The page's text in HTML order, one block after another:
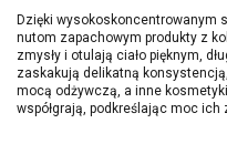
Dzięki wysokoskoncentrowanym
nutom zapachowym produkty z
zmysły i otulają ciało pięknym,
zaskakują delikatną
mocą odżywczą, a inne
współgrają, podkreślając moc ich